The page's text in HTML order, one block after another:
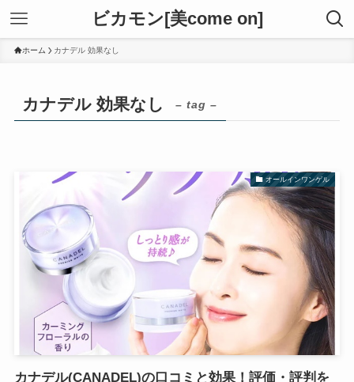
ビカモン[美come on]
ホーム カナデル 効果なし
カナデル 効果なし – tag –
オールインワンゲル
カナデル(CANADEL)の口コミと効果！評価・評判を